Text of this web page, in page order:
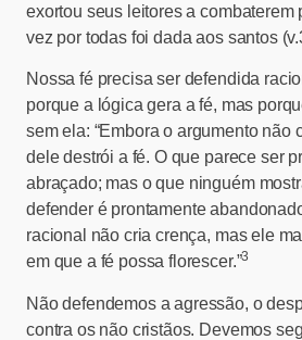
exortou seus leitores a combaterem
vez por todas foi dada aos santos
Nossa fé precisa ser defendida
porque a lógica gera a fé, mas
sem ela: “Embora o argumento não
dele destrói a fé. O que parece ser
abraçado; mas o que ninguém
defender é prontamente
racional não cria crença, mas ele
em que a fé possa florescer.”3
Não defendemos a agressão, o
contra os não cristãos. Devemos